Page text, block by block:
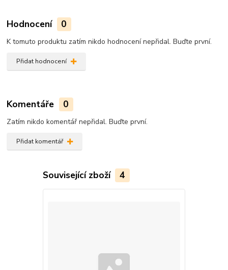
Hodnocení 0
K tomuto produktu zatím nikdo hodnocení nepřidal. Buďte první.
Přidat hodnocení
Komentáře 0
Zatím nikdo komentář nepřidal. Buďte první.
Přidat komentář
Související zboží 4